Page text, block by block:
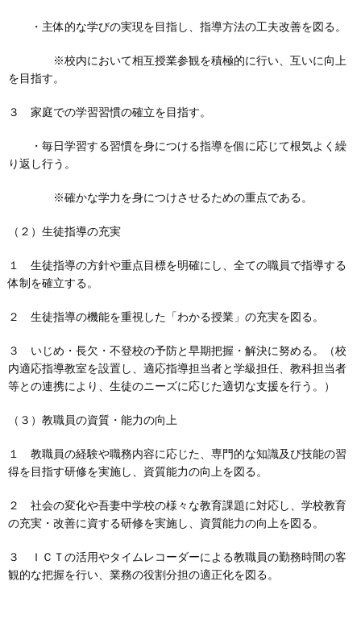
・主体的な学びの実現を目指し、指導方法の工夫改善を図る。
※校内において相互授業参観を積極的に行い、互いに向上
を目指す。
３ 家庭での学習習慣の確立を目指す。
・毎日学習する習慣を身につける指導を個に応じて根気よく繰
り返し行う。
※確かな学力を身につけさせるための重点である。
（２）生徒指導の充実
１ 生徒指導の方針や重点目標を明確にし、全ての職員で指導する
体制を確立する。
２ 生徒指導の機能を重視した「わかる授業」の充実を図る。
３ いじめ・長欠・不登校の予防と早期把握・解決に努める。（校
内適応指導教室を設置し、適応指導担当者と学級担任、教科担当者
等との連携により、生徒のニーズに応じた適切な支援を行う。）
（３）教職員の資質・能力の向上
１ 教職員の経験や職務内容に応じた、専門的な知識及び技能の習
得を目指す研修を実施し、資質能力の向上を図る。
２ 社会の変化や吾妻中学校の様々な教育課題に対応し、学校教育
の充実・改善に資する研修を実施し、資質能力の向上を図る。
３ ＩＣＴの活用やタイムレコーダーによる教職員の勤務時間の客
観的な把握を行い、業務の役割分担の適正化を図る。